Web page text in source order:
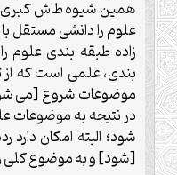
همين شيوه طاش كبرى
علوم را دانشى
زاده طبقه بندى علوم
بندى، علمى است كه
موضوعات شروع [مى
در نتيجه به موضوعات
شود؛ البته امكان
[شود] و به موضوع كلى و